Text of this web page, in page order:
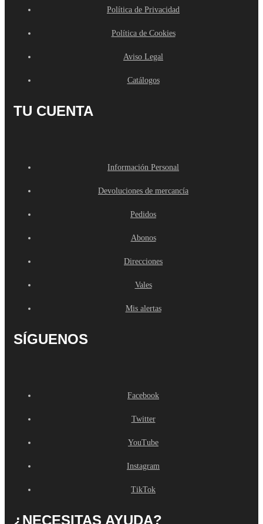
Política de Privacidad
Política de Cookies
Aviso Legal
Catálogos
TU CUENTA
Información Personal
Devoluciones de mercancía
Pedidos
Abonos
Direcciones
Vales
Mis alertas
SÍGUENOS
Facebook
Twitter
YouTube
Instagram
TikTok
¿NECESITAS AYUDA?